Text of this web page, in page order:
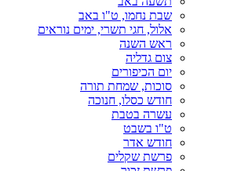
שבת נחמו, ט"ו באב
אלול, חגי תשרי, ימים נוראים
ראש השנה
צום גדליה
יום הכיפורים
סוכות, שמחת תורה
חודש כסלו, חנוכה
עשרה בטבת
ט"ו בשבט
חודש אדר
פרשת שקלים